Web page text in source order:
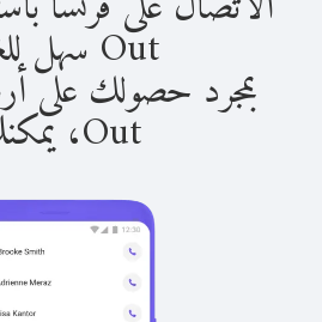
Out سهل للغاية.
Out، يمكنك: